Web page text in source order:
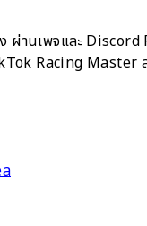
ผ่านเพจและ
Racing Master